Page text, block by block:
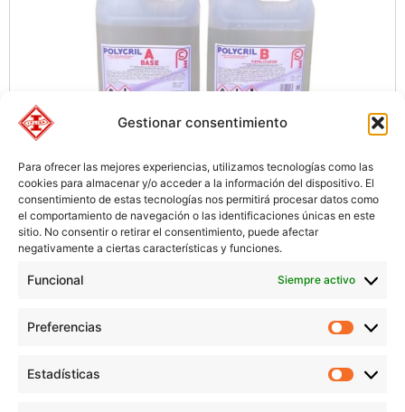
Gestionar consentimiento
Para ofrecer las mejores experiencias, utilizamos tecnologías como las
cookies para almacenar y/o acceder a la información del dispositivo. El
consentimiento de estas tecnologías nos permitirá procesar datos como
el comportamiento de navegación o las identificaciones únicas en este
sitio. No consentir o retirar el consentimiento, puede afectar
negativamente a ciertas características y funciones.
Funcional Siempre activo
Preferencias
Estadísticas